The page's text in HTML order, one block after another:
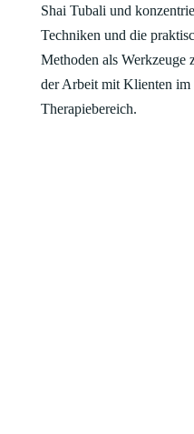
Shai Tubali und
Techniken und die
Methoden als Werkzeuge
der Arbeit mit Klienten im
Therapiebereich.